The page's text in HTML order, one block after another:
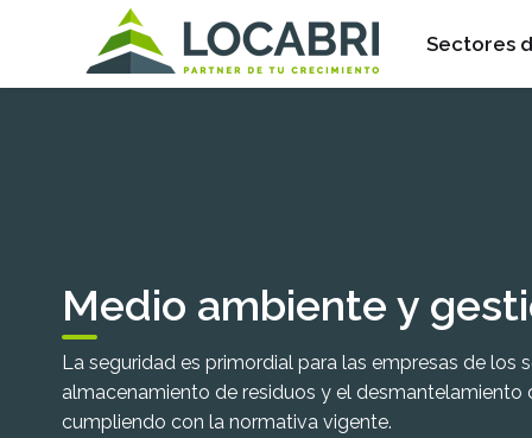
Sectores
Medio ambiente y
La seguridad es primordial para las empresas de
almacenamiento de residuos y el
cumpliendo con la normativa vigente.